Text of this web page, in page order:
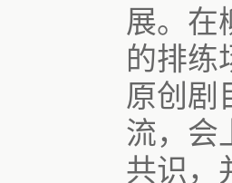
展。在
的排练
原创剧
流，会
共识，